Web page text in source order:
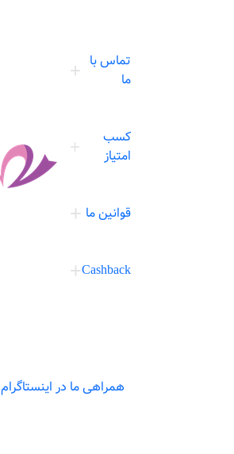
تماس با
ما
کسب
امتیاز
قوانین ما
Cashback
همراهی ما در اینستاگرام